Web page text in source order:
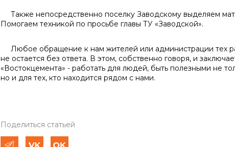
Также непосредственно поселку Заводскому выделяем
Помогаем техникой по просьбе главы ТУ «Заводской».
Любое обращение к нам жителей или администрации тех
не остается без ответа. В этом, собственно говоря, и
«Востокцемента» - работать для людей, быть полезными не
но и для тех, кто находится рядом с нами.
Поделиться статьей